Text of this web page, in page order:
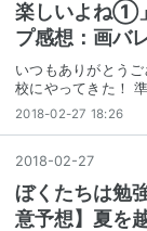
楽しいよね①
プ感想：画バ
いつもありがとう
校にやってきた！
2018-02-27 18:26
2018-02-27
ぼくたちは勉
意予想】夏を